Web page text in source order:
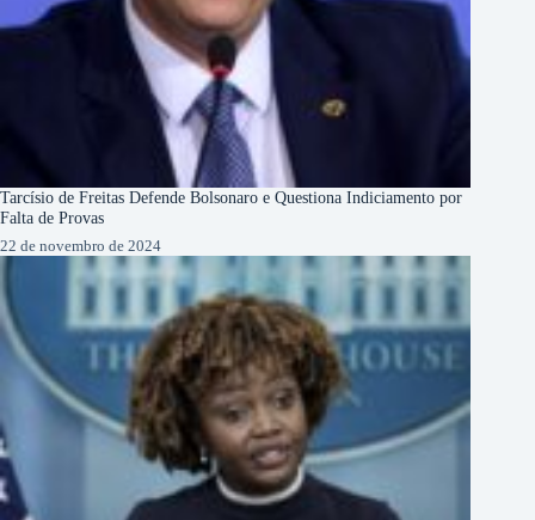
Tarcísio de Freitas Defende Bolsonaro e Questiona Indiciamento por
Falta de Provas
22 de novembro de 2024